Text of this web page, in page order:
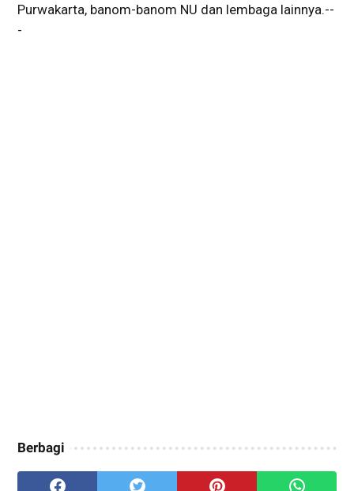
Purwakarta, banom-banom NU dan lembaga lainnya.--
-
Berbagi